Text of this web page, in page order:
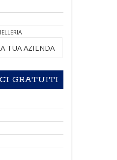
TUA AZIENDA
GRATUITI